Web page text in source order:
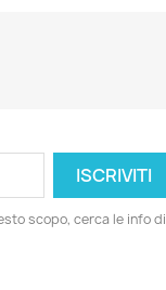
scopo, cerca le info di